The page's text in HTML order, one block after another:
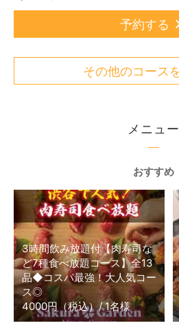
予約する
その他のコース
メニュー
おすすめ
3時間飲み放題付【肉寿司な
ど7種食べ放題コース】全13
品◆コスパ最強！大人気コー
ス◎
4000円（税込）/ 1名様